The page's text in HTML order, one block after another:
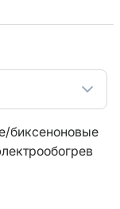
биксеноновые